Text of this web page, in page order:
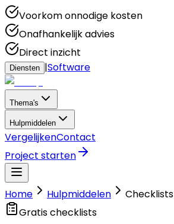
Voorkom onnodige kosten
Onafhankelijk advies
Direct inzicht
Diensten |Software
Thema's
Hulpmiddelen
VergelijkenContact
Project starten
Home Hulpmiddelen
Checklists
Gratis checklists